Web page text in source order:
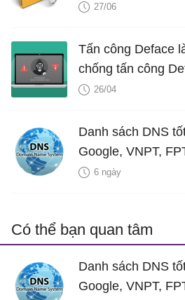
phần mềm
27/06
Tấn công Deface
chống tấn công
26/04
Danh sách DNS
Google, VNPT,
6 ngày
Có thể bạn quan tâm
Danh sách DNS
Google, VNPT,